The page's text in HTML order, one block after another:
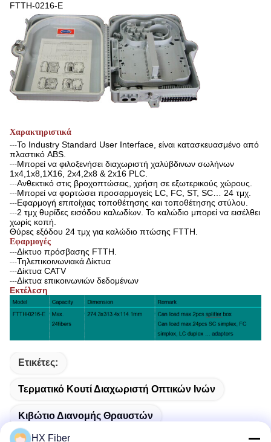
FTTH-0216-E
Χαρακτηριστικά
---Το Industry Standard User Interface, είναι κατασκευασμένο από
πλαστικό ABS.
---Μπορεί να φιλοξενήσει διαχωριστή χαλύβδινων σωλήνων
1x4,1x8,1X16, 2x4,2x8 & 2x16 PLC.
---Ανθεκτικό στις βροχοπτώσεις, χρήση σε εξωτερικούς χώρους.
---Μπορεί να φορτώσει προσαρμογείς LC, FC, ST, SC… 24 τμχ.
---Εφαρμογή επιτοίχιας τοποθέτησης και τοποθέτησης στύλου.
---2 τμχ θυρίδες εισόδου καλωδίων. Το καλώδιο μπορεί να εισέλθει
χωρίς κοπή.
Θύρες εξόδου 24 τμχ για καλώδιο πτώσης FTTH.
Εφαρμογές
---Δίκτυο πρόσβασης FTTH.
---Τηλεπικοινωνιακά Δίκτυα
---Δίκτυα CATV
---Δίκτυα επικοινωνιών δεδομένων
Εκτέλεση
Ετικέτες:
Τερματικό Κουτί Διαχωριστή Οπτικών Ινών
Κιβώτιο Διανομής Θραυστών
HX Fiber